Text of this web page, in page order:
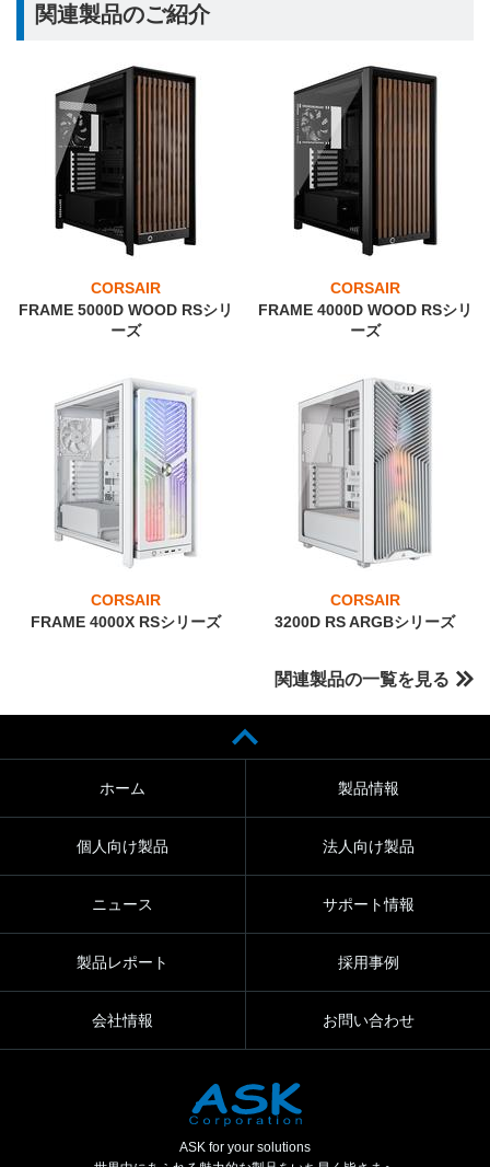
関連製品のご紹介
CORSAIR
FRAME 5000D WOOD RSシリ
ーズ
CORSAIR
FRAME 4000D WOOD RSシリ
ーズ
CORSAIR
FRAME 4000X RSシリーズ
CORSAIR
3200D RS ARGBシリーズ
関連製品の一覧を見る
ホーム 製品情報
個人向け製品 法人向け製品
ニュース サポート情報
製品レポート 採用事例
会社情報 お問い合わせ
ASK for your solutions